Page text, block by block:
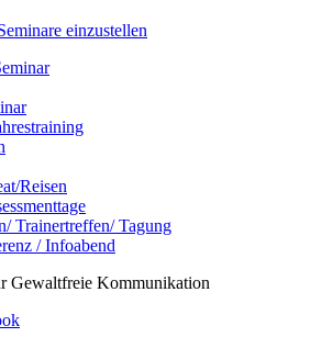
einzustellen
Reisen
Trainertreffen/ Tagung
/ Infoabend
Gewaltfreie Kommunikation